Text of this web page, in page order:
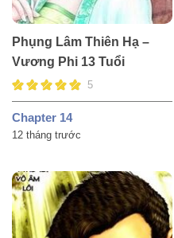
Phụng Lâm Thiên Hạ –
Vương Phi 13 Tuổi
5
Chapter 14
12 tháng trước